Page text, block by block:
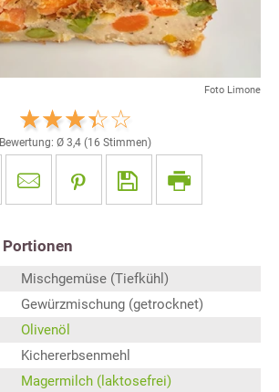
Foto Limone
Bewertung: Ø 3,4(16 Stimmen)
Portionen
Mischgemüse (Tiefkühl)
Gewürzmischung (getrocknet)
Olivenöl
Kichererbsenmehl
Magermilch (laktosefrei)